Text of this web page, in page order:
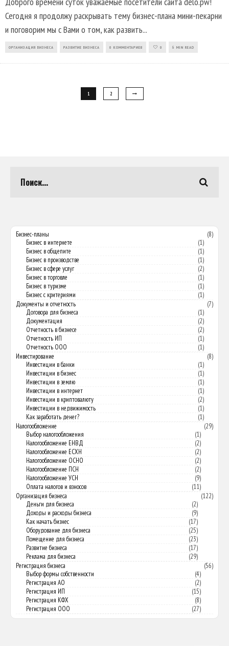
Сегодня я продолжу раскрывать тему бизнес-плана мини-пекарни
и поговорим мы с Вами о том, как развить...
ОРГАНИЗАЦИЯ БИЗНЕСА РАЗВИТИЕ БИЗНЕСА 0 КОММЕНТАРИЕВ 0 6 MIN READ
1 2
Бизнес-планы
(8)
Бизнес в интернете
(1)
Бизнес в общепите
(1)
Бизнес в производстве
(1)
Бизнес в сфере услуг
(2)
Бизнес в торговле
(1)
Бизнес в туризме
(1)
Бизнес с критериями
(1)
Документы и отчетность
(7)
Договора для бизнеса
(1)
Документация
(2)
Отчетность в бизнесе
(2)
Отчетность ИП
(1)
Отчетность ООО
(1)
Инвестирование
(8)
Инвестиции в банки
(1)
Инвестиции в бизнес
(1)
Инвестиции в землю
(1)
Инвестиции в интернет
(1)
Инвестиции в криптовалюту
(2)
Инвестиции в недвижимость
(1)
Как заработать денег?
(1)
Налогообложение
(29)
Выбор налогообложения
(1)
Налогообложение ЕНВД
(2)
Налогообложение ЕСХН
(2)
Налогообложение ОСНО
(2)
Налогообложение ПСН
(2)
Налогообложение УСН
(9)
Оплата налогов и взносов
(11)
Организация бизнеса
(122)
Деньги для бизнеса
(2)
Доходы и расходы бизнеса
(9)
Как начать бизнес
(17)
Оборудование для бизнеса
(25)
Помещение для бизнеса
(23)
Развитие бизнеса
(17)
Реклама для бизнеса
(29)
Регистрация бизнеса
(56)
Выбор формы собственности
(4)
Регистрация АО
(2)
Регистрация ИП
(15)
Регистрация КФХ
(8)
Регистрация ООО
(27)